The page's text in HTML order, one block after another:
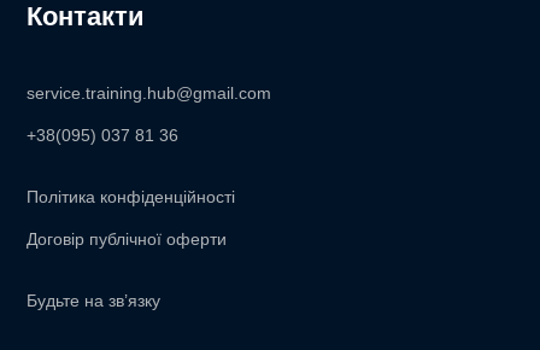
Контакти
service.training.hub@gmail.com
+38(095) 037 81 36
Політика конфіденційності
Договір публічної оферти
Будьте на зв’язку